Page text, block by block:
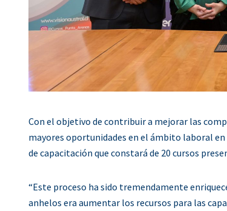
Con el objetivo de contribuir a mejorar las
mayores oportunidades en el ámbito laboral
de capacitación que constará de 20 cursos
“Este proceso ha sido tremendamente
anhelos era aumentar los recursos para las